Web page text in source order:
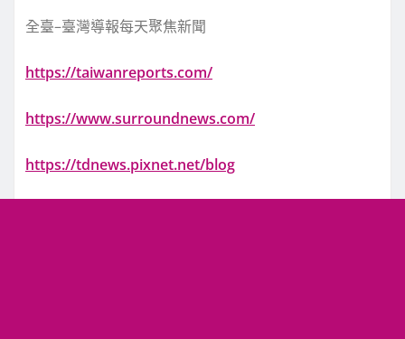
全臺–臺灣導報每天聚焦新聞
https://taiwanreports.com/
https://www.surroundnews.com/
https://tdnews.pixnet.net/blog